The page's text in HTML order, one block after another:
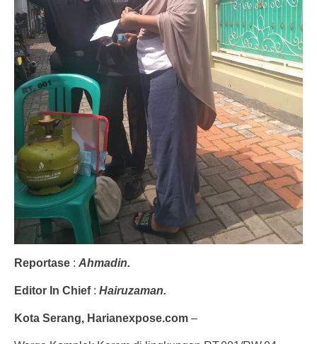
Reportase : Ahmadin.
Editor In Chief: Hairuzaman.
Kota Serang, Harianexpose.com –